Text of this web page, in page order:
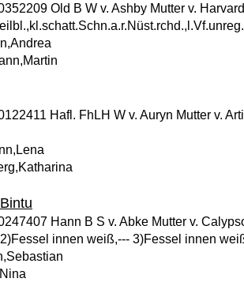
Old B W v. Ashby Mutter v. Harvard
Hafl. FhLH W v. Auryn Mutter v.
Hann B S v. Abke Mutter v. Calypso
innen weiß,--- 3)Fessel innen